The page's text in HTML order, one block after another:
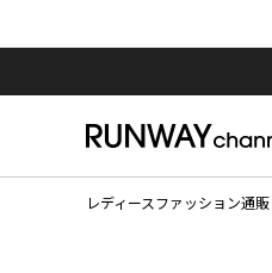
レディースファッション通